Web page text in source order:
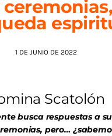
1 DE JUNIO DE 2022
Scatolón
busca respuestas a
pero…